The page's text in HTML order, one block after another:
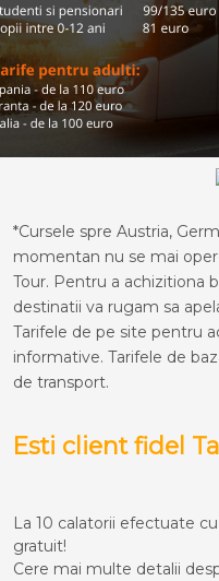
*Cursele spre Austria,
momentan nu se mai
Tour. Pentru a achizitiona
destinatii va rugam sa
Tarifele de pe site pentru
informative. Tarifele de
de transport.
Esti client fidel
La 10 calatorii efectuate
gratuit!
Cere mai multe detalii